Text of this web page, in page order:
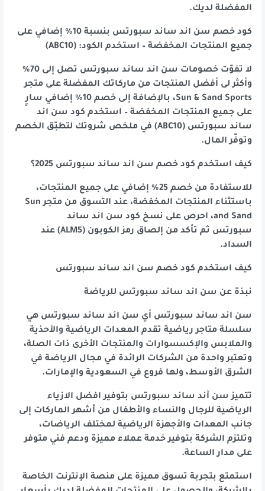
المفضلة لديك.
كود خصم سن اند ساند سبورتس بنسبة 10% إضافي على
جميع المنتجات المخفضة – استخدم الكود: (ABC10)
لا تفوّت خصومات سن اند ساند سبورتس تصل إلى 70%
وأكثر لى أفضل المنتجات من ماركاتك المفضلة على متجر
Sun & Sand Sports، بالإضافة إلى خصم 10% إضافي سارٍ
على جميع المنتجات المخفضة – استخدم كود سن اند
ساند سبورتس (ABC10) في ملخص شروتك لتطبّق الخصم
وتوفّر المال.
كيف استخدم كود خصم سن اند ساند سبورتس 2025؟
للاستفادة من خصم 25% إضافي على جميع المنتجات،
باستثناء المنتجات المخفضة، عند التسوق من متجر Sun
and Sand، احرص على نسخ كود سن اند ساند
سبورتس ثم تأكد من إلصاق رمز الكوبون (ALM5) عند
السداد.
كيف استخدم كود خصم سن اند ساند سبورتس
نبذة عن سن اند ساند سبورتس للرياضة
سن اند ساند سبورتس أي سن اند ساند سبورتس هي
سلسلة متاجر رياضية تقدم المعدات الرياضية والأحذية
والملابس والإكسسوارات والمنتجات الأخرى ذات الصلة،
وتعتبر واحدة من الشركات الرائدة في مجال الرياضة في
الشرق الأوسط، ولها فروع في السعودية والإمارات.
تتميز سن آند ساند سبورتس بتوفير افضل الازياء
الرياضية للرجال والنساء والأطفال من أشهر الماركات إلى
جانب المعدات والأجهزة الرياضية لمختلف الرياضات،
وتلتزم الشركة بتوفير خدمة عملاء مميزة ودعم فني متوفر
على مدار الساعة.
استمتع بتجربة تسوق مميزة على منصة الإنترنت الخاصة